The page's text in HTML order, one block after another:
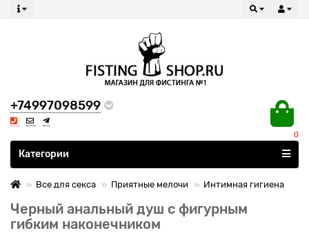
+74997098599
0
Все категории
Категории
Все для секса Приятные мелочи Интимная гигиена
Черный анальный душ с фигурным
гибким наконечником